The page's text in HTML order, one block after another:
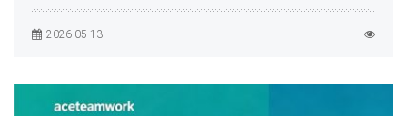
2026-05-13